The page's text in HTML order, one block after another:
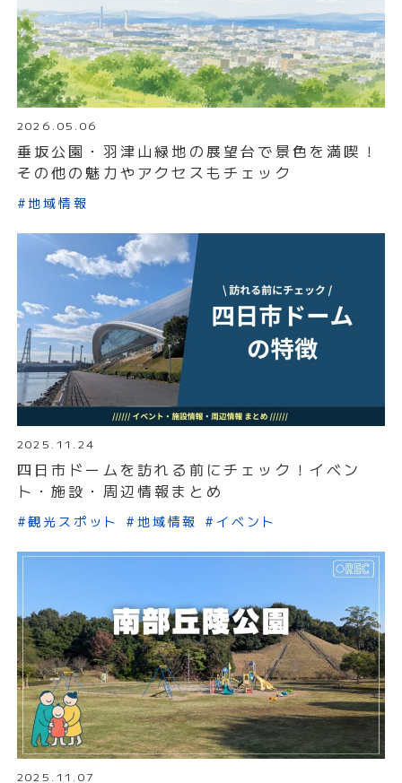
2026.05.06
垂坂公園・羽津山緑地の展望台で景色を満喫！
その他の魅力やアクセスもチェック
#地域情報
2025.11.24
四日市ドームを訪れる前にチェック！イベン
ト・施設・周辺情報まとめ
#観光スポット #地域情報 #イベント
2025.11.07